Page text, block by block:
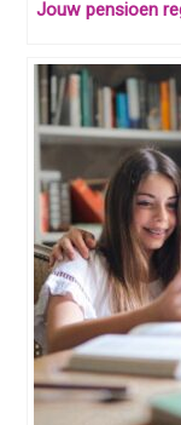
Jouw pensioen